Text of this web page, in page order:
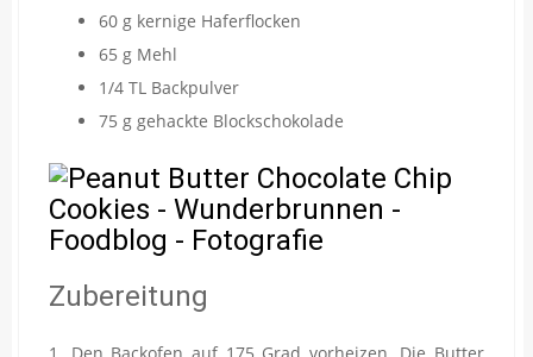
60 g kernige Haferflocken
65 g Mehl
1/4 TL Backpulver
75 g gehackte Blockschokolade
Zubereitung
1. Den Backofen auf 175 Grad vorheizen. Die Butter